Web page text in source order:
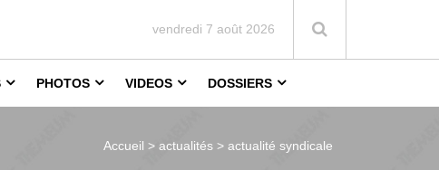
vendredi 7 août 2026
PHOTOS VIDEOS DOSSIERS
Accueil > actualités > actualité syndicale